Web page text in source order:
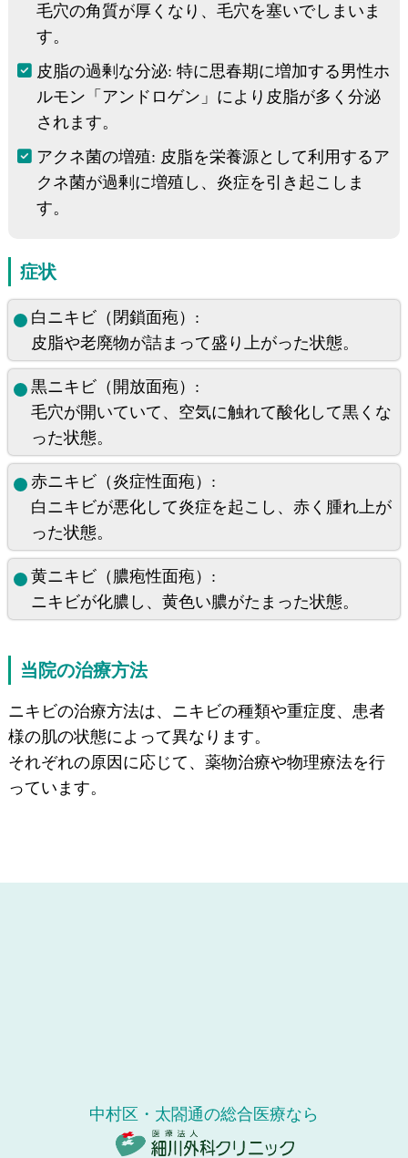
毛穴の角質が厚くなり、毛穴を塞いでしまいま
す。
皮脂の過剰な分泌: 特に思春期に増加する男性ホ
ルモン「アンドロゲン」により皮脂が多く分泌
されます。
アクネ菌の増殖: 皮脂を栄養源として利用するア
クネ菌が過剰に増殖し、炎症を引き起こしま
す。
症状
白ニキビ（閉鎖面疱）:
皮脂や老廃物が詰まって盛り上がった状態。
黒ニキビ（開放面疱）:
毛穴が開いていて、空気に触れて酸化して黒くな
った状態。
赤ニキビ（炎症性面疱）:
白ニキビが悪化して炎症を起こし、赤く腫れ上が
った状態。
黄ニキビ（膿疱性面疱）:
ニキビが化膿し、黄色い膿がたまった状態。
当院の治療方法
ニキビの治療方法は、ニキビの種類や重症度、患者
様の肌の状態によって異なります。
それぞれの原因に応じて、薬物治療や物理療法を行
っています。
中村区・太閤通の総合医療なら